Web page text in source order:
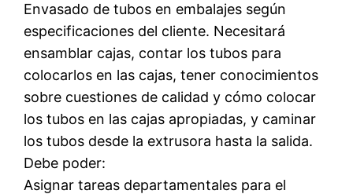
Envasado de tubos en embalajes según
especificaciones del cliente. Necesitará
ensamblar cajas, contar los tubos para
colocarlos en las cajas, tener conocimientos
sobre cuestiones de calidad y cómo colocar
los tubos en las cajas apropiadas, y caminar
los tubos desde la extrusora hasta la salida.
Debe poder:
Asignar tareas departamentales para el